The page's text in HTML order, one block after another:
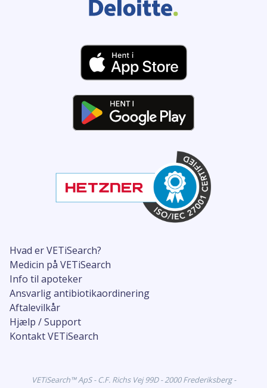
Hvad er VETiSearch?
Medicin på VETiSearch
Info til apoteker
Ansvarlig antibiotikaordinering
Aftalevilkår
Hjælp / Support
Kontakt VETiSearch
VETiSearch™ ApS - C.F. Richs Vej 99D - 2000 Frederiksberg -